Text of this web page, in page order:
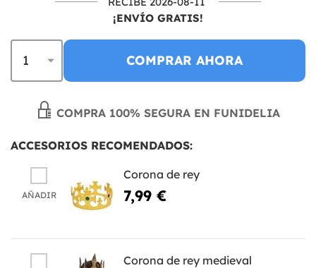
¡ENVÍO GRATIS!
COMPRAR AHORA
COMPRA 100% SEGURA EN FUNIDELIA
ACCESORIOS RECOMENDADOS:
AÑADIR
Corona de rey
7,99 €
Corona de rey medieval